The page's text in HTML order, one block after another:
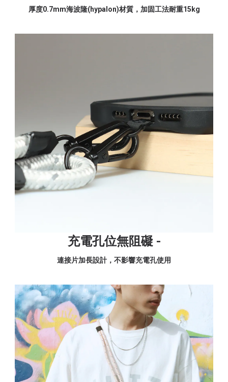
厚度0.7mm海波隆(hypalon)材質，加固工法耐重15kg
充電孔位無阻礙 -
連接片加長設計，不影響充電孔使用